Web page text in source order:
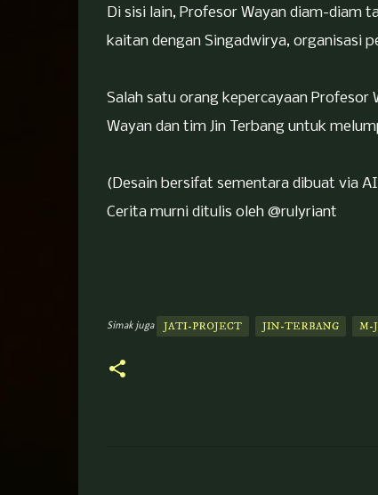
Di sisi lain, Profesor Wayan diam-diam
kaitan dengan Singadwirya, organisasi
Salah satu orang kepercayaan Profesor
Wayan dan tim Jin Terbang untuk
(Desain bersifat sementara dibuat via
Cerita murni ditulis oleh @rulyriant
Simak juga JATI-PROJECT JIN-TERBANG M-